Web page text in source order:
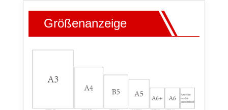
Größenanzeige